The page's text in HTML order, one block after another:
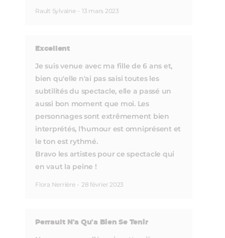
Rault Sylvaine - 13 mars 2023
Excellent
Je suis venue avec ma fille de 6 ans et,
bien qu'elle n'ai pas saisi toutes les
subtilités du spectacle, elle a passé un
aussi bon moment que moi. Les
personnages sont extrêmement bien
interprétés, l'humour est omniprésent et
le ton est rythmé.
Bravo les artistes pour ce spectacle qui
en vaut la peine !
Flora Nerrière - 28 février 2023
Perrault N'a Qu'a Bien Se Tenir